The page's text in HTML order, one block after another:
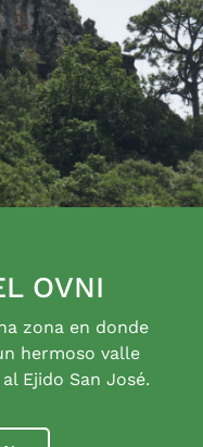
OVNI
zona en donde
hermoso valle
Ejido San José.